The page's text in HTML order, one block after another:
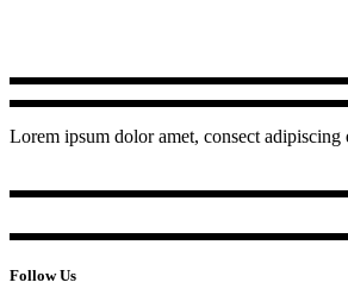
Lorem ipsum dolor amet, consect
Follow Us